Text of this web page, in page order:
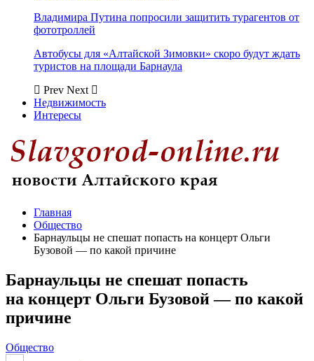
Владимира Путина попросили защитить турагентов от
фототроллей
Автобусы для «Алтайской Зимовки» скоро будут ждать
туристов на площади Барнаула
Prev Next
Недвижимость
Интересы
Главная
Общество
Барнаульцы не спешат попасть на концерт Ольги
Бузовой — по какой причине
Барнаульцы не спешат попасть
на концерт Ольги Бузовой — по какой
причине
Общество